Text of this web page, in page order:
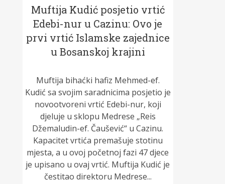
Muftija Kudić posjetio vrtić
Edebi-nur u Cazinu: Ovo je
prvi vrtić Islamske zajednice
u Bosanskoj krajini
Muftija bihaćki hafiz Mehmed-ef.
Kudić sa svojim saradnicima posjetio je
novootvoreni vrtić Edebi-nur, koji
djeluje u sklopu Medrese „Reis
Džemaludin-ef. Čaušević“ u Cazinu.
Kapacitet vrtića premašuje stotinu
mjesta, a u ovoj početnoj fazi 47 djece
je upisano u ovaj vrtić. Muftija Kudić je
čestitao direktoru Medrese...